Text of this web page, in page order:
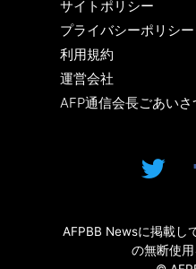
サイトポリシー
プライバシーポリシー
利用規約
運営会社
AFP通信会長ごあいさ
AFPBB Newsに掲載し
の無断使用